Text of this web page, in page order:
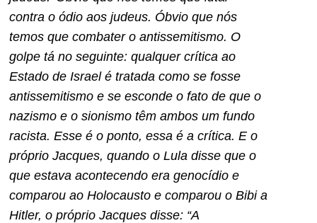
contra o ódio aos judeus. Óbvio que nós
temos que combater o antissemitismo. O
golpe tá no seguinte: qualquer crítica ao
Estado de Israel é tratada como se fosse
antissemitismo e se esconde o fato de que o
nazismo e o sionismo têm ambos um fundo
racista. Esse é o ponto, essa é a crítica. E o
próprio Jacques, quando o Lula disse que o
que estava acontecendo era genocídio e
comparou ao Holocausto e comparou o Bibi a
Hitler, o próprio Jacques disse: “A